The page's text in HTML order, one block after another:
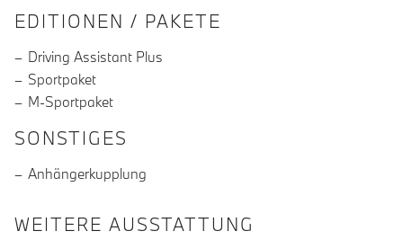
EDITIONEN / PAKETE
Driving Assistant Plus
Sportpaket
M-Sportpaket
SONSTIGES
Anhängerkupplung
WEITERE AUSSTATTUNG